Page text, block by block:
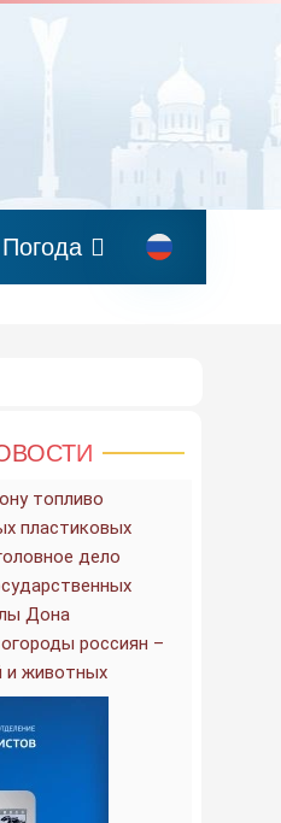
Погода
топливо
пластиковых
дело
Дона
россиян –
и животных